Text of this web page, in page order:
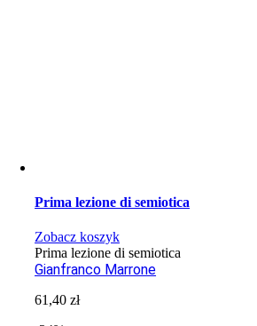
Prima lezione di semiotica
Zobacz koszyk
Prima lezione di semiotica
Gianfranco Marrone
61,40zł